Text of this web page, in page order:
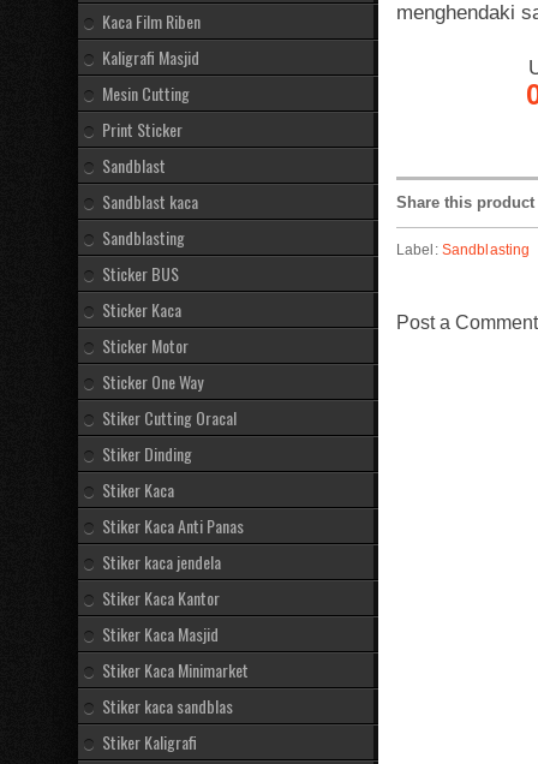
menghendaki
Share this product
Label: Sandblasting
Post a Comment
Kaca Film Riben
Kaligrafi Masjid
Mesin Cutting
Print Sticker
Sandblast
Sandblast kaca
Sandblasting
Sticker BUS
Sticker Kaca
Sticker Motor
Sticker One Way
Stiker Cutting Oracal
Stiker Dinding
Stiker Kaca
Stiker Kaca Anti Panas
Stiker kaca jendela
Stiker Kaca Kantor
Stiker Kaca Masjid
Stiker Kaca Minimarket
Stiker kaca sandblas
Stiker Kaligrafi